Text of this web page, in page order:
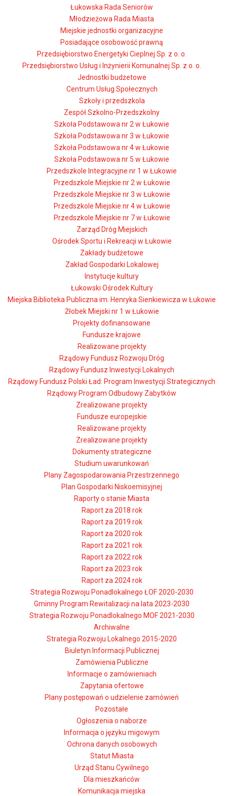
Łukowska Rada Seniorów
Młodzieżowa Rada Miasta
Miejskie jednostki organizacyjne
Posiadające osobowość prawną
Przedsiębiorstwo Energetyki Cieplnej Sp. z o. o.
Przedsiębiorstwo Usług i Inżynierii Komunalnej Sp. z o. o.
Jednostki budżetowe
Centrum Usług Społecznych
Szkoły i przedszkola
Zespół Szkolno-Przedszkolny
Szkoła Podstawowa nr 2 w Łukowie
Szkoła Podstawowa nr 3 w Łukowie
Szkoła Podstawowa nr 4 w Łukowie
Szkoła Podstawowa nr 5 w Łukowie
Przedszkole Integracyjne nr 1 w Łukowie
Przedszkole Miejskie nr 2 w Łukowie
Przedszkole Miejskie nr 3 w Łukowie
Przedszkole Miejskie nr 4 w Łukowie
Przedszkole Miejskie nr 7 w Łukowie
Zarząd Dróg Miejskich
Ośrodek Sportu i Rekreacji w Łukowie
Zakłady budżetowe
Zakład Gospodarki Lokalowej
Instytucje kultury
Łukowski Ośrodek Kultury
Miejska Biblioteka Publiczna im. Henryka Sienkiewicza w Łukowie
Żłobek Miejski nr 1 w Łukowie
Projekty dofinansowane
Fundusze krajowe
Realizowane projekty
Rządowy Fundusz Rozwoju Dróg
Rządowy Fundusz Inwestycji Lokalnych
Rządowy Fundusz Polski Ład: Program Inwestycji Strategicznych
Rządowy Program Odbudowy Zabytków
Zrealizowane projekty
Fundusze europejskie
Realizowane projekty
Zrealizowane projekty
Dokumenty strategiczne
Studium uwarunkowań
Plany Zagospodarowania Przestrzennego
Plan Gospodarki Niskoemisyjnej
Raporty o stanie Miasta
Raport za 2018 rok
Raport za 2019 rok
Raport za 2020 rok
Raport za 2021 rok
Raport za 2022 rok
Raport za 2023 rok
Raport za 2024 rok
Strategia Rozwoju Ponadlokalnego ŁOF 2020-2030
Gminny Program Rewitalizacji na lata 2023-2030
Strategia Rozwoju Ponadlokalnego MOF 2021-2030
Archiwalne
Strategia Rozwoju Lokalnego 2015-2020
Biuletyn Informacji Publicznej
Zamówienia Publiczne
Informacje o zamówieniach
Zapytania ofertowe
Plany postępowań o udzielenie zamówień
Pozostałe
Ogłoszenia o naborze
Informacja o języku migowym
Ochrona danych osobowych
Statut Miasta
Urząd Stanu Cywilnego
Dla mieszkańców
Komunikacja miejska